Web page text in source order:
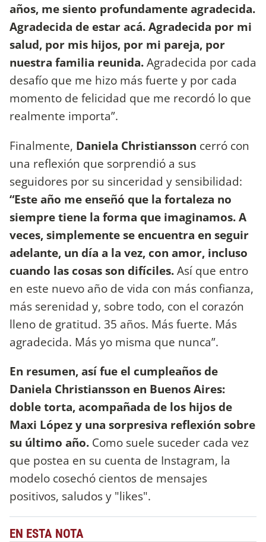
años, me siento profundamente agradecida.
Agradecida de estar acá. Agradecida por mi
salud, por mis hijos, por mi pareja, por
nuestra familia reunida.Agradecida por cada
desafío que me hizo más fuerte y por cada
momento de felicidad que me recordó lo que
realmente importa”.
Finalmente, Daniela Christiansson cerró con
una reflexión que sorprendió a sus
seguidores por su sinceridad y sensibilidad:
“Este año me enseñó que la fortaleza no
siempre tiene la forma que imaginamos. A
veces, simplemente se encuentra en seguir
adelante, un día a la vez, con amor, incluso
cuando las cosas son difíciles.Así que entro
en este nuevo año de vida con más confianza,
más serenidad y, sobre todo, con el corazón
lleno de gratitud. 35 años. Más fuerte. Más
agradecida. Más yo misma que nunca”.
En resumen, así fue el cumpleaños de
Daniela Christiansson en Buenos Aires:
doble torta, acompañada de los hijos de
Maxi López y una sorpresiva reflexión sobre
su último año. Como suele suceder cada vez
que postea en su cuenta de Instagram, la
modelo cosechó cientos de mensajes
positivos, saludos y "likes".
EN ESTA NOTA